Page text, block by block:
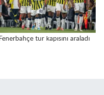
Fenerbahçe tur kapısını araladı